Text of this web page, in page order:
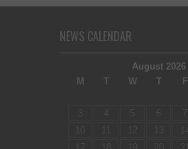
NEWS CALENDAR
August 2026
M
T W T F
3
5 7
12 13